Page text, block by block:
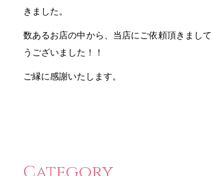
きました。
数あるお店の中から、当店にご依頼頂きまし
うございました！！
ご縁に感謝いたします。